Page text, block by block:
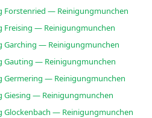
Forstenried — Reinigungmunchen
Freising — Reinigungmunchen
Garching — Reinigungmunchen
Gauting — Reinigungmunchen
Germering — Reinigungmunchen
Giesing — Reinigungmunchen
Glockenbach — Reinigungmunchen